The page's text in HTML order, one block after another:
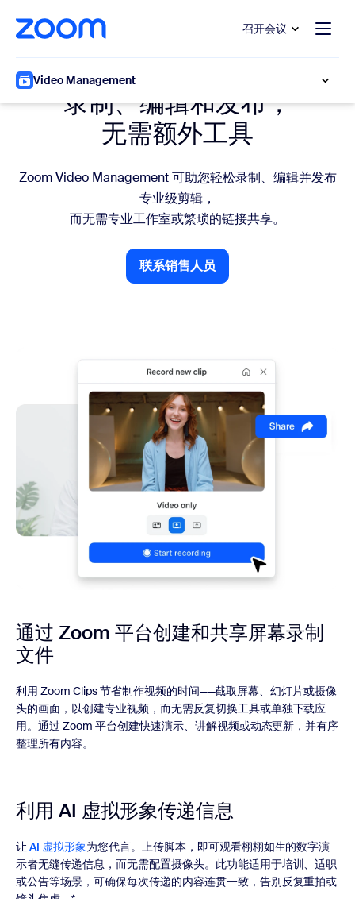
至主要内容
至帮助聊天 召开会议
Video Management
录制、编辑和发布，
无需额外工具
Zoom Video Management 可助您轻松录制、编辑并发布
专业级剪辑，
而无需专业工作室或繁琐的链接共享。
联系销售人员
联系销售人员
通过 Zoom 平台创建和共享屏幕录制
文件
利用 Zoom Clips 节省制作视频的时间——截取屏幕、幻灯片或摄像
头的画面，以创建专业视频，而无需反复切换工具或单独下载应
用。通过 Zoom 平台创建快速演示、讲解视频或动态更新，并有序
整理所有内容。
利用 AI 虚拟形象传递信息
让 AI 虚拟形象为您代言。上传脚本，即可观看栩栩如生的数字演
示者无缝传递信息，而无需配置摄像头。此功能适用于培训、适职
或公告等场景，可确保每次传递的内容连贯一致，告别反复重拍或